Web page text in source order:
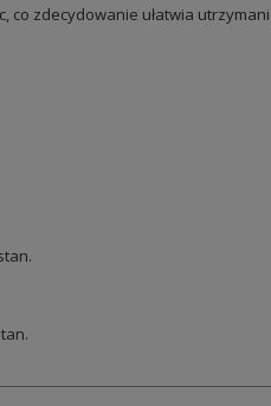
zdecydowanie ułatwia